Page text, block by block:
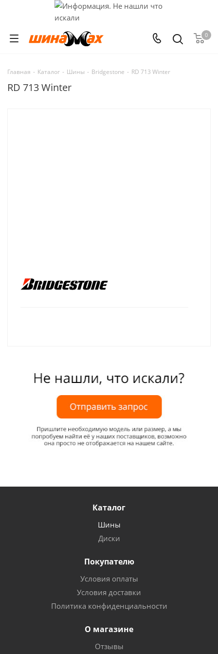
0
Главная - Каталог - Шины - Bridgestone - RD 713 Winter
RD 713 Winter
Каталог
Шины
Диски
Покупателю
Условия оплаты
Условия доставки
Политика конфиденциальности
О магазине
Отзывы